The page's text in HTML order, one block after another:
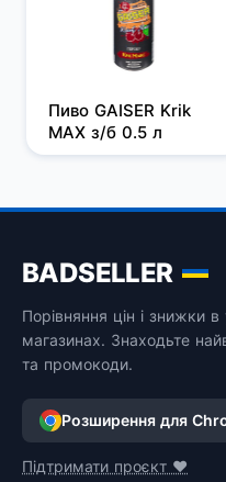
Пиво GAISER Krik
MAX з/б 0.5 л
BADSELLER
Порівняння цін і знижки в
магазинах. Знаходьте
та промокоди.
Розширення для
Підтримати проєкт ❤️